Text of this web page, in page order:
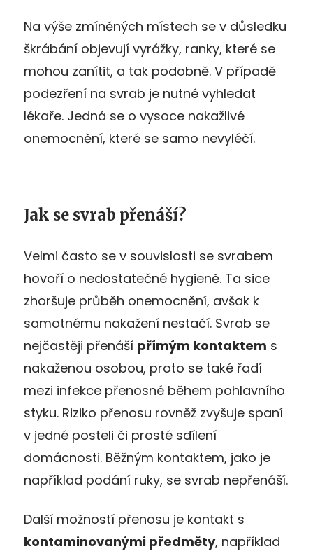
Na výše zmíněných místech se v důsledku
škrábání objevují vyrážky, ranky, které se
mohou zanítit, a tak podobně. V případě
podezření na svrab je nutné vyhledat
lékaře. Jedná se o vysoce nakažlivé
onemocnění, které se samo nevyléčí.
Jak se svrab přenáší?
Velmi často se v souvislosti se svrabem
hovoří o nedostatečné hygieně. Ta sice
zhoršuje průběh onemocnění, avšak k
samotnému nakažení nestačí. Svrab se
nejčastěji přenáší přímým kontaktem s
nakaženou osobou, proto se také řadí
mezi infekce přenosné během pohlavního
styku. Riziko přenosu rovněž zvyšuje spaní
v jedné posteli či prosté sdílení
domácnosti. Běžným kontaktem, jako je
například podání ruky, se svrab nepřenáší.
Další možností přenosu je kontakt s
kontaminovanými předměty, například